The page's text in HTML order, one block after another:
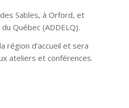
Sables, à Orford, et
Québec (ADDELQ).
région d’accueil et sera
ateliers et conférences.